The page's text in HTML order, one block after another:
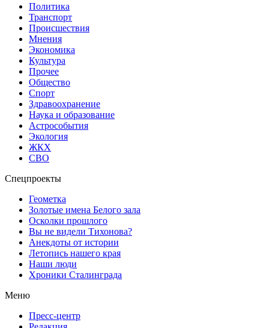
Политика
Транспорт
Происшествия
Мнения
Экономика
Культура
Прочее
Общество
Спорт
Здравоохранение
Наука и образование
Астрособытия
Экология
ЖКХ
СВО
Спецпроекты
Геометка
Золотые имена Белого зала
Осколки прошлого
Вы не видели Тихонова?
Анекдоты от истории
Летопись нашего края
Наши люди
Хроники Сталинграда
Меню
Пресс-центр